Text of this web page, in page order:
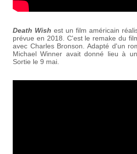
Death Wish est un film américain
prévue en 2018. C'est le remake du
avec Charles Bronson. Adapté d'un
Michael Winner avait donné lieu à
Sortie le 9 mai.